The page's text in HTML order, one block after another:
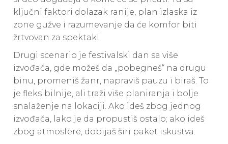
ključni faktori dolazak ranije, plan izlaska iz
zone gužve i razumevanje da će komfor biti
žrtvovan za spektakl.
Drugi scenario je festivalski dan sa više
izvođača, gde možeš da „pobegneš“ na drugu
binu, promeniš žanr, napraviš pauzu i biraš. To
je fleksibilnije, ali traži više planiranja i bolje
snalaženje na lokaciji. Ako ideš zbog jednog
izvođača, lako je da propustiš ostalo; ako ideš
zbog atmosfere, dobijaš širi paket iskustva.